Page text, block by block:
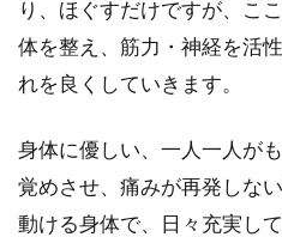
り、ほぐすだけですが、こ
体を整え、筋力・神経を活
れを良くしていきます。
身体に優しい、一人一人が
覚めさせ、痛みが再発しな
動ける身体で、日々充実し